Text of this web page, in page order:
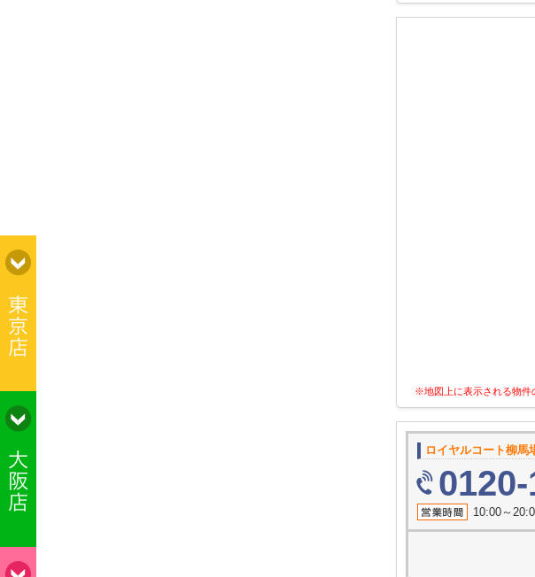
※地図上に表示される物件
ロイヤルコート柳馬
0120-
10:00～